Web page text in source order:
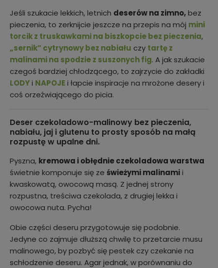
Jeśli szukacie lekkich, letnich deserów na zimno,bez
pieczenia, to zerknijcie jeszcze na przepis na mój mini
torcik z truskawkami na biszkopcie bez pieczenia,
„sernik” cytrynowy bez nabiału czy tartę z
malinami na spodzie z suszonych fig. A jak szukacie
czegoś bardziej chłodzącego, to zajrzycie do zakładki
LODYi NAPOJEi łapcie inspiracje na mrożone desery i
coś orzeźwiającego do picia.
Deser czekoladowo-malinowy bez pieczenia,
nabiału, jaj i glutenu to prosty sposób na małą
rozpustę w upalne dni.
Pyszna, kremowa i obłędnie czekoladowa warstwa
świetnie komponuje się ze świeżymi malinamii
kwaskowatą, owocową masą. Z jednej strony
rozpustna, treściwa czekolada, z drugiej lekka i
owocowa nuta. Pycha!
Obie części deseru przygotowuje się podobnie.
Jedyne co zajmuje dłuższą chwilę to przetarcie musu
malinowego, by pozbyć się pestek czy czekanie na
schłodzenie deseru. Agar jednak, w porównaniu do